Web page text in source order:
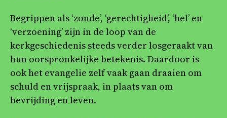
Begrippen als ‘zonde’, ‘gerechtigheid’, ‘hel’ en
‘verzoening’ zijn in de loop van de
kerkgeschiedenis steeds verder losgeraakt van
hun oorspronkelijke betekenis. Daardoor is
ook het evangelie zelf vaak gaan draaien om
schuld en vrijspraak, in plaats van om
bevrijding en leven.